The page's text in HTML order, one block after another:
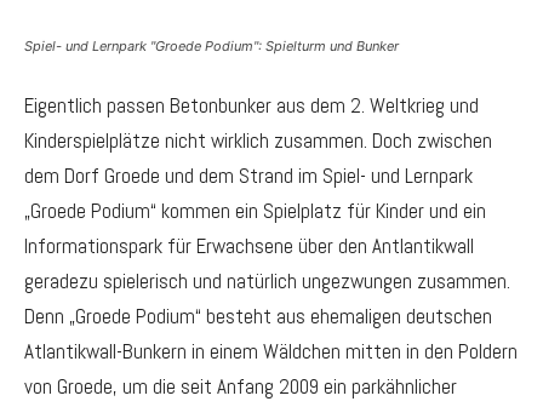
Spiel- und Lernpark "Groede Podium": Spielturm und Bunker
Eigentlich passen Betonbunker aus dem 2. Weltkrieg und
Kinderspielplätze nicht wirklich zusammen. Doch zwischen
dem Dorf Groede und dem Strand im Spiel- und Lernpark
„Groede Podium“ kommen ein Spielplatz für Kinder und ein
Informationspark für Erwachsene über den Antlantikwall
geradezu spielerisch und natürlich ungezwungen zusammen.
Denn „Groede Podium“ besteht aus ehemaligen deutschen
Atlantikwall-Bunkern in einem Wäldchen mitten in den Poldern
von Groede, um die seit Anfang 2009 ein parkähnlicher